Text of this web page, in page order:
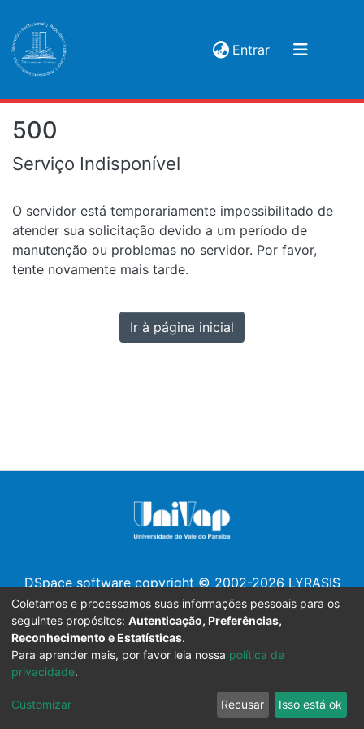
Entrar(current)
500
Serviço Indisponível
O servidor está temporariamente impossibilitado de
atender sua solicitação devido a um período de
manutenção ou problemas no servidor. Por favor,
tente novamente mais tarde.
Ir à página inicial
DSpace softwarecopyright © 2002-2026LYRASIS
Configurações de
Cookies
Política de
Privacidade
Termos
de Uso
Enviar uma
Desenvolvido por
Coletamos e processamos suas informações pessoais para os
seguintes propósitos: Autenticação, Preferências,
Reconhecimento e Estatísticas.
Para aprender mais, por favor leia nossa política de
privacidade.
Customizar Recusar Isso está ok